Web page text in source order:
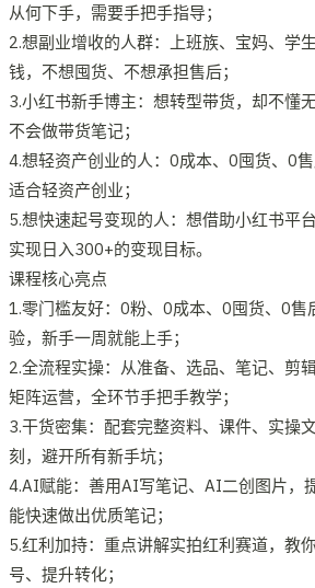
从何下手，需要手把手指导；
2.想副业增收的人群：上班族、宝妈、学
钱，不想囤货、不想承担售后；
3.小红书新手博主：想转型带货，却不懂
不会做带货笔记；
4.想轻资产创业的人：0成本、0囤货、0售
适合轻资产创业；
5.想快速起号变现的人：想借助小红书平
实现日入300+的变现目标。
课程核心亮点
1.零门槛友好：0粉、0成本、0囤货、0售
验，新手一周就能上手；
2.全流程实操：从准备、选品、笔记、剪
矩阵运营，全环节手把手教学；
3.干货密集：配套完整资料、课件、实操
刻，避开所有新手坑；
4.AI赋能：善用AI写笔记、AI二创图片，
能快速做出优质笔记；
5.红利加持：重点讲解实拍红利赛道，教
号、提升转化；